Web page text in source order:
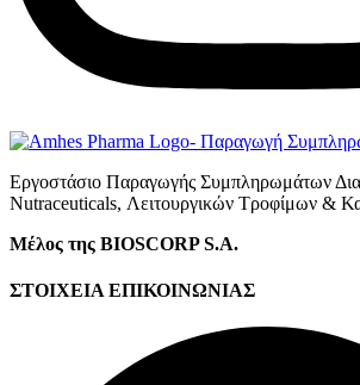
Εργοστάσιο Παραγωγής Συμπληρωμάτων
Νutraceuticals, Λειτουργικών Τροφίμων &
Μέλος της BIOSCORP S.A.
ΣΤΟΙΧΕΙΑ ΕΠΙΚΟΙΝΩΝΙΑΣ